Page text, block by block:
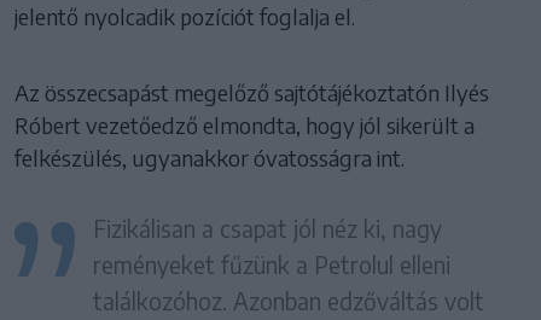
jelentő nyolcadik pozíciót foglalja el.
Az összecsapást megelőző sajtótájékoztatón Ilyés
Róbert vezetőedző elmondta, hogy jól sikerült a
felkészülés, ugyanakkor óvatosságra int.
Fizikálisan a csapat jól néz ki, nagy
reményeket fűzünk a Petrolul elleni
találkozóhoz. Azonban edzőváltás volt